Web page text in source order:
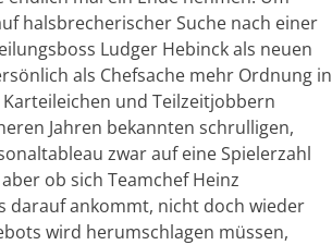
halsbrecherischer Suche nach einer
Ludger Hebinck als neuen
als Chefsache mehr Ordnung in
und Teilzeitjobbern
Jahren bekannten schrulligen,
zwar auf eine Spielerzahl
ob sich Teamchef Heinz
darauf ankommt, nicht doch wieder
wird herumschlagen müssen,